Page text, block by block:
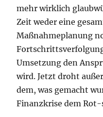
mehr wirklich
Zeit weder eine
Maßnahmeplanung
Umsetzung den
wird. Jetzt droht
dem, was gemacht
Finanzkrise dem